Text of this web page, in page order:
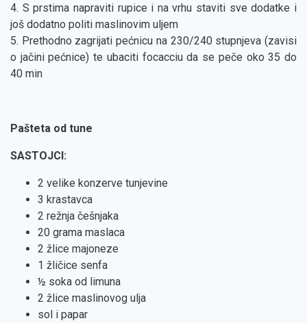
4. ⁠S prstima napraviti rupice i na vrhu staviti sve dodatke i
još dodatno politi maslinovim uljem
5. Prethodno zagrijati pećnicu na 230/240 stupnjeva (zavisi
o jačini pećnice) te ubaciti focacciu da se peče oko 35 do
40 min
Pašteta od tune
SASTOJCI:
2 velike konzerve tunjevine
3 krastavca
2 režnja češnjaka
20 grama maslaca
2 žlice majoneze
1 žličice senfa
½ soka od limuna
2 žlice maslinovog ulja
sol i papar